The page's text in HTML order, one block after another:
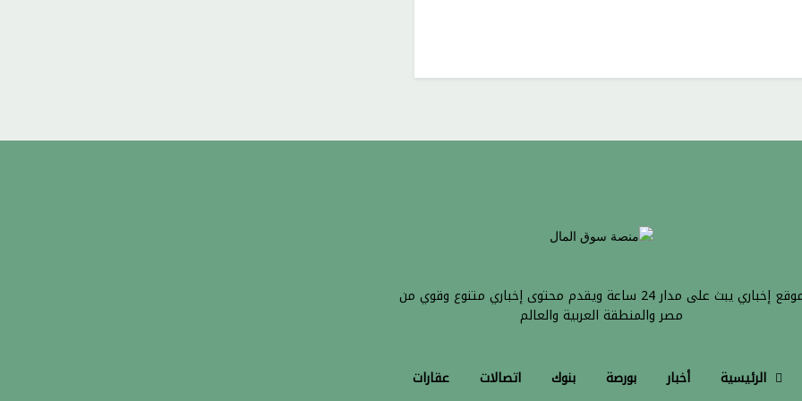
موقع إخباري يبث على مدار 24 ساعة ويقدم محتوى إخباري متنوع وقوي من
مصر والمنطقة العربية والعالم
الرئيسية أخبار بورصة بنوك اتصالات عقارات